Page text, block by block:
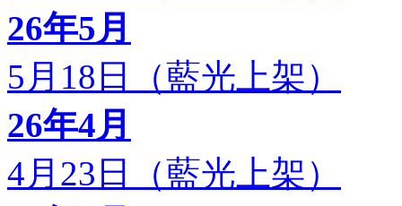
26年5月
5月18日（藍光上架）
26年4月
4月23日（藍光上架）